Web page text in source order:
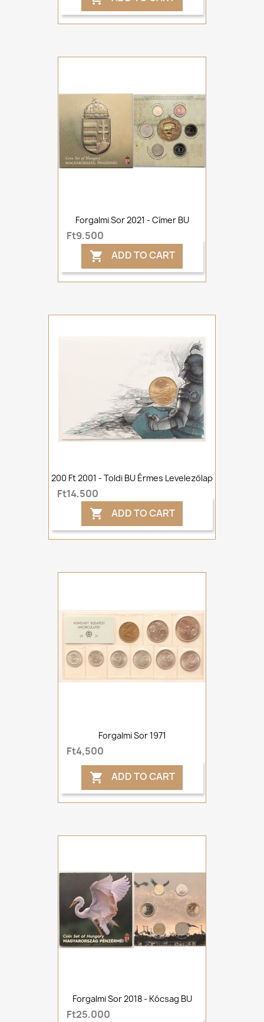
Forgalmi Sor 2021 - Címer BU
Ft9,500
 ADD TO CART
200 Ft 2001 - Toldi BU Érmes Levelezőlap
Ft14,500
 ADD TO CART
Forgalmi Sor 1971
Ft4,500
 ADD TO CART
Forgalmi Sor 2018 - Kócsag BU
Ft25,000